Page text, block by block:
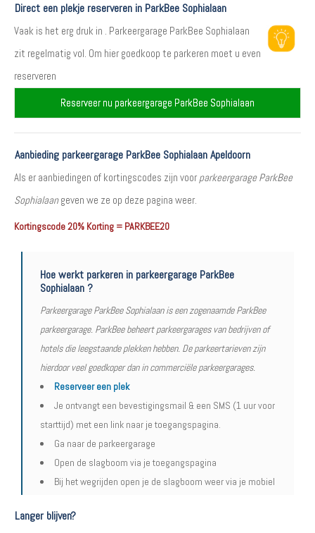
Direct een plekje reserveren in ParkBee Sophialaan
Vaak is het erg druk in . Parkeergarage ParkBee Sophialaan
zit regelmatig vol. Om hier goedkoop te parkeren moet u even
reserveren
Reserveer nu parkeergarage ParkBee Sophialaan
Aanbieding parkeergarage ParkBee Sophialaan Apeldoorn
Als er aanbiedingen of kortingscodes zijn voor parkeergarage ParkBee
Sophialaangeven we ze op deze pagina weer.
Kortingscode 20% Korting = PARKBEE20
Hoe werkt parkeren in parkeergarage ParkBee
Sophialaan ?
Parkeergarage ParkBee Sophialaan is een zogenaamde ParkBee
parkeergarage. ParkBee beheert parkeergarages van bedrijven of
hotels die leegstaande plekken hebben. De parkeertarieven zijn
hierdoor veel goedkoper dan in commerciële parkeergarages.
Reserveer een plek
Je ontvangt een bevestigingsmail & een SMS (1 uur voor
starttijd) met een link naar je toegangspagina.
Ga naar de parkeergarage
Open de slagboom via je toegangspagina
Bij het wegrijden open je de slagboom weer via je mobiel
Langer blijven?